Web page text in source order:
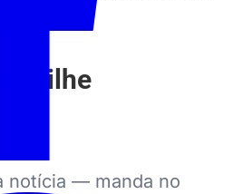
notícia — manda no